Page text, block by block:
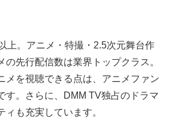
以上。アニメ・特撮・2.5次元舞台作
の先行配信数は業界トップクラス。
メを視聴できる点は、アニメファン
す。さらに、DMM TV独占のドラマ
も充実しています。